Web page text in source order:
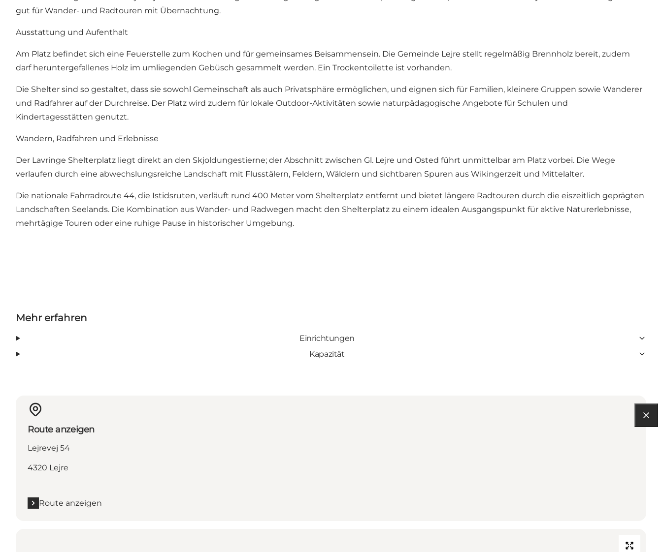
gut für Wander- und Radtouren mit Übernachtung.
Ausstattung und Aufenthalt
Am Platz befindet sich eine Feuerstelle zum Kochen und für gemeinsames Beisammensein. Die Gemeinde Lejre stellt regelmäßig Brennholz bereit, zudem
darf heruntergefallenes Holz im umliegenden Gebüsch gesammelt werden. Ein Trockentoilette ist vorhanden.
Die Shelter sind so gestaltet, dass sie sowohl Gemeinschaft als auch Privatsphäre ermöglichen, und eignen sich für Familien, kleinere Gruppen sowie Wanderer
und Radfahrer auf der Durchreise. Der Platz wird zudem für lokale Outdoor-Aktivitäten sowie naturpädagogische Angebote für Schulen und
Kindertagesstätten genutzt.
Wandern, Radfahren und Erlebnisse
Der Lavringe Shelterplatz liegt direkt an den Skjoldungestierne; der Abschnitt zwischen Gl. Lejre und Osted führt unmittelbar am Platz vorbei. Die Wege
verlaufen durch eine abwechslungsreiche Landschaft mit Flusstälern, Feldern, Wäldern und sichtbaren Spuren aus Wikingerzeit und Mittelalter.
Die nationale Fahrradroute 44, die Istidsruten, verläuft rund 400 Meter vom Shelterplatz entfernt und bietet längere Radtouren durch die eiszeitlich geprägten
Landschaften Seelands. Die Kombination aus Wander- und Radwegen macht den Shelterplatz zu einem idealen Ausgangspunkt für aktive Naturerlebnisse,
mehrtägige Touren oder eine ruhige Pause in historischer Umgebung.
Mehr erfahren
Einrichtungen
Kapazität
Route anzeigen
Lejrevej 54
4320 Lejre
Route anzeigen